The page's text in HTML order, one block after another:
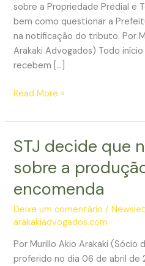
sobre a Propriedade Predial e
bem como questionar a
na notificação do tributo. Por
Arakaki Advogados) Todo
recebem […]
Reajuste
IPTU
pode
ser
Read More »
STJ decide que
sobre a
encomenda
Deixe um comentário /
arakakiadvogados.com
Por Murillo Akio Arakaki (Sócio
proferido no dia 06 de abril de